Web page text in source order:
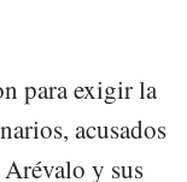
para exigir la
acusados
y sus